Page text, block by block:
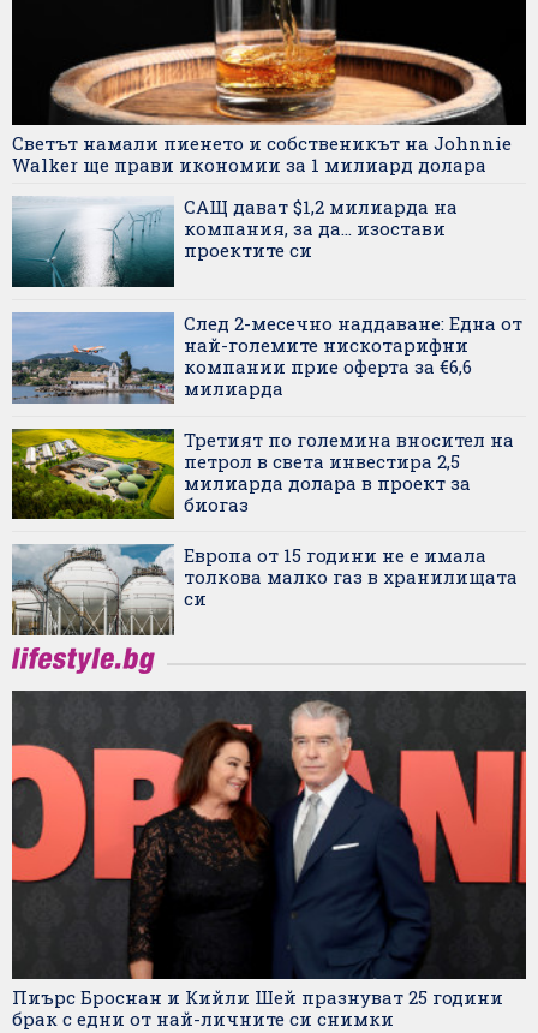
Светът намали пиенето и собственикът на Johnnie
Walker ще прави икономии за 1 милиард долара
САЩ дават $1,2 милиарда на
компания, за да... изостави
проектите си
След 2-месечно наддаване: Една от
най-големите нискотарифни
компании прие оферта за €6,6
милиарда
Третият по големина вносител на
петрол в света инвестира 2,5
милиарда долара в проект за
биогаз
Европа от 15 години не е имала
толкова малко газ в хранилищата
си
Пиърс Броснан и Кийли Шей празнуват 25 години
брак с едни от най-личните си снимки